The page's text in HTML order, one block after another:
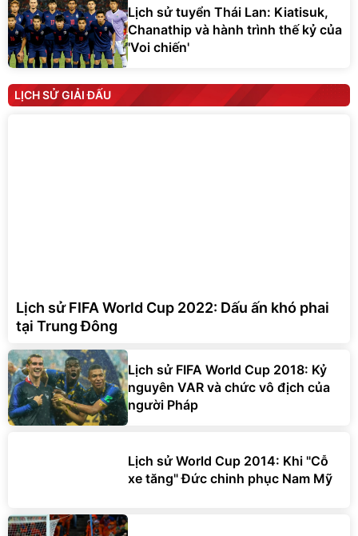
Lịch sử tuyển Thái Lan: Kiatisuk,
Chanathip và hành trình thế kỷ của
'Voi chiến'
LỊCH SỬ GIẢI ĐẤU
Lịch sử FIFA World Cup 2022: Dấu ấn khó phai
tại Trung Đông
Lịch sử FIFA World Cup 2018: Kỷ
nguyên VAR và chức vô địch của
người Pháp
Lịch sử World Cup 2014: Khi "Cỗ
xe tăng" Đức chinh phục Nam Mỹ